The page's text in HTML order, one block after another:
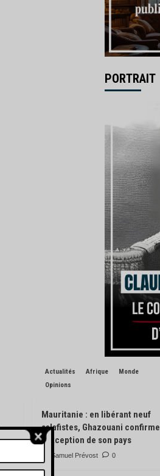
PORTRAIT
Actualités Afrique
Monde
Opinions
Mauritanie : en libérant neuf
salafistes, Ghazouani confirme
l’exception de son pays
Samuel Prévost 0